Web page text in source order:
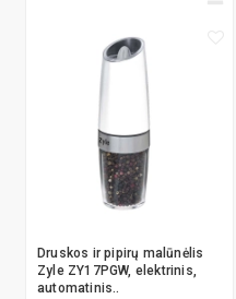
Druskos ir pipirų malūnėlis
Zyle ZY17PGW, elektrinis,
automatinis..